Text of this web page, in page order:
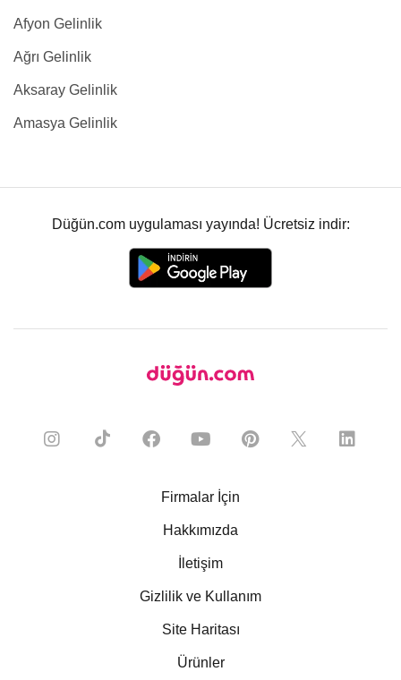
Afyon Gelinlik
Ağrı Gelinlik
Aksaray Gelinlik
Amasya Gelinlik
Düğün.com uygulaması yayında! Ücretsiz indir:
Firmalar İçin
Hakkımızda
İletişim
Gizlilik ve Kullanım
Site Haritası
Ürünler